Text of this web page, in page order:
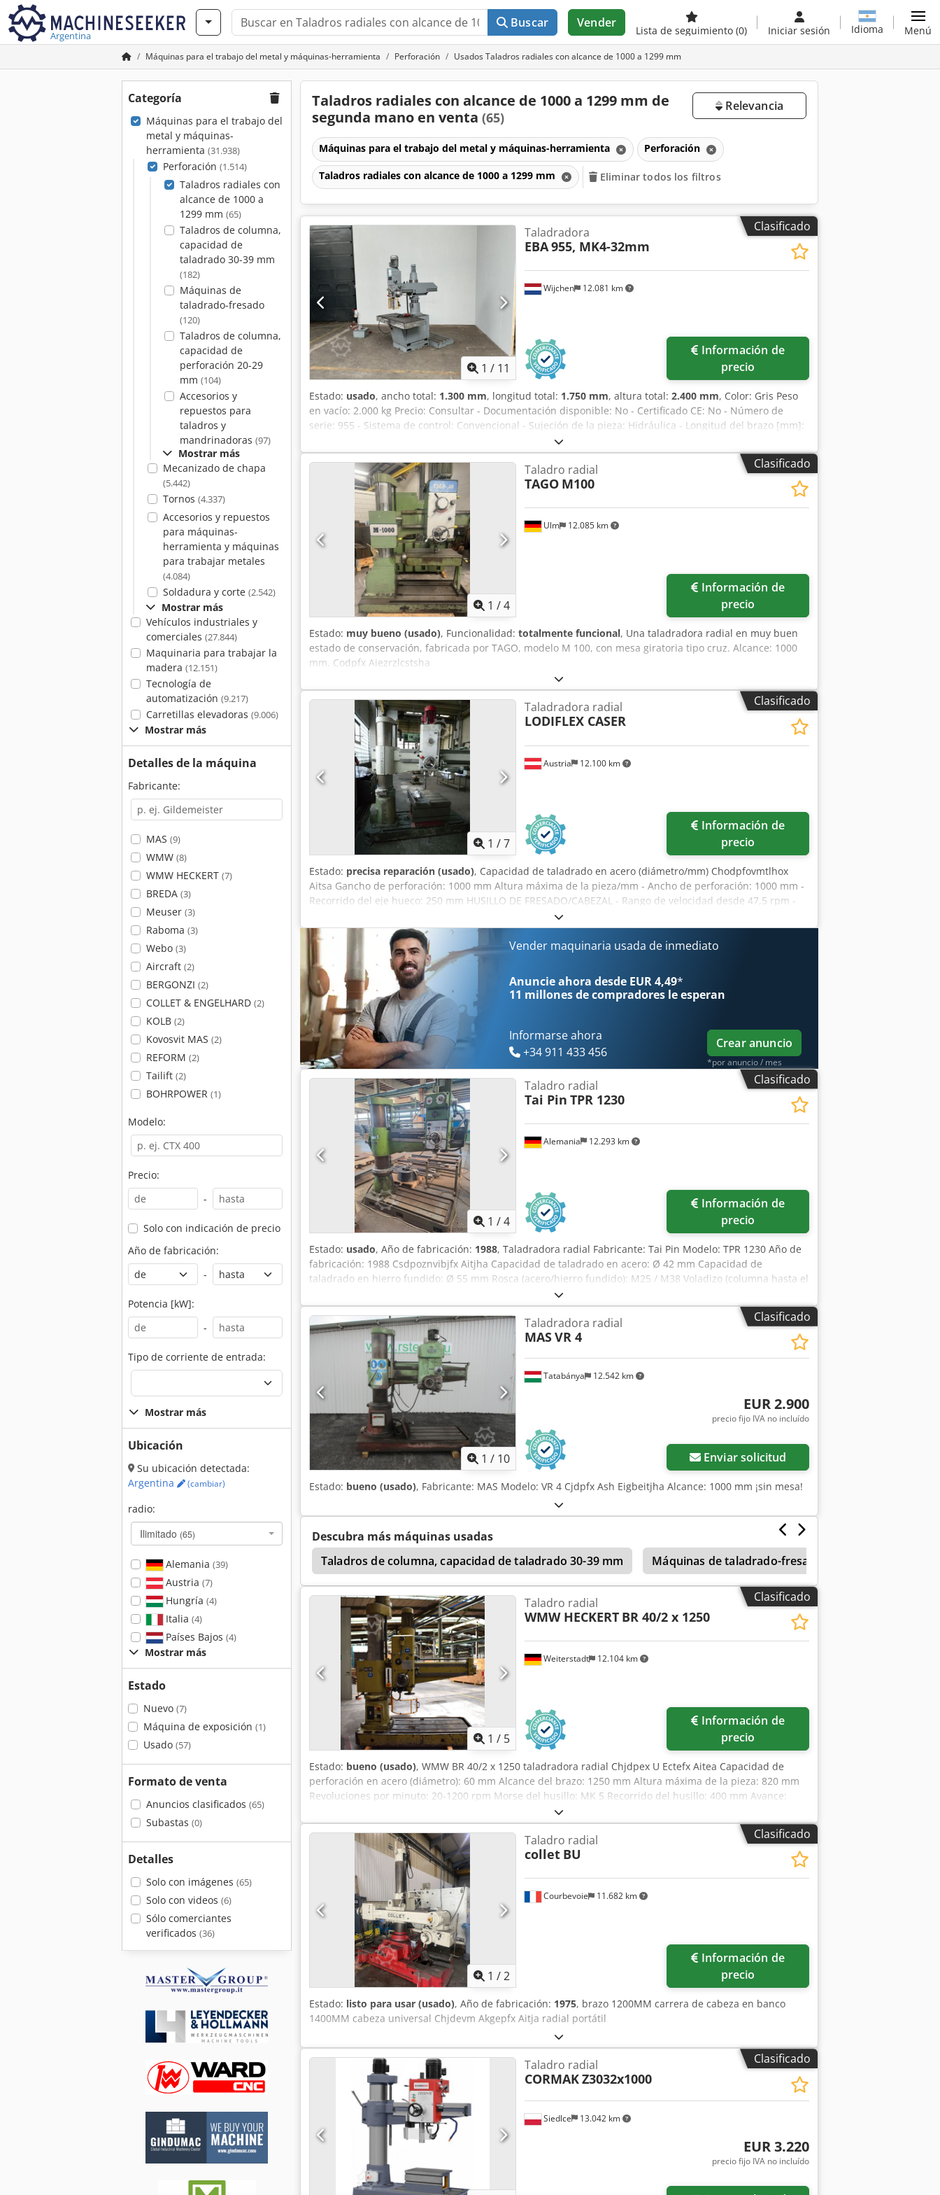
Argentina
Buscar Vender
Lista de seguimiento (0) Iniciar sesión Idioma Menú
Máquinas para el trabajo del metal y máquinas-herramienta Perforación Usados Taladros radiales con alcance de 1000 a 1299 mm
Categoría
Máquinas para el trabajo del
metal y máquinas-
herramienta (31.938)
Perforación (1.514)
Taladros radiales con
alcance de 1000 a
1299 mm (65)
Taladros de columna,
capacidad de
taladrado 30-39 mm
(182)
Máquinas de
taladrado-fresado
(120)
Taladros de columna,
capacidad de
perforación 20-29
mm (104)
Accesorios y
repuestos para
taladros y
mandrinadoras (97)
Mostrar más
Mecanizado de chapa
(5.442)
Tornos (4.337)
Accesorios y repuestos
para máquinas-
herramienta y máquinas
para trabajar metales
(4.084)
Soldadura y corte (2.542)
Mostrar más
Vehículos industriales y
comerciales (27.844)
Maquinaria para trabajar la
madera (12.151)
Tecnología de
automatización (9.217)
Carretillas elevadoras (9.006)
Mostrar más
Detalles de la máquina
Fabricante:
MAS (9)
WMW (8)
WMW HECKERT (7)
BREDA (3)
Meuser (3)
Raboma (3)
Webo (3)
Aircraft (2)
BERGONZI (2)
COLLET & ENGELHARD (2)
KOLB (2)
Kovosvit MAS (2)
REFORM (2)
Tailift (2)
BOHRPOWER (1)
Modelo:
Precio:
-
Solo con indicación de precio
Año de fabricación:
-
Potencia [kW]:
-
Tipo de corriente de entrada:
Mostrar más
Ubicación
Su ubicación detectada:
Argentina
(cambiar)
radio:
Ilimitado (65)
Alemania (39)
Austria (7)
Hungría (4)
Italia (4)
Países Bajos (4)
Mostrar más
Estado
Nuevo (7)
Máquina de exposición (1)
Usado (57)
Formato de venta
Anuncios clasificados (65)
Subastas (0)
Detalles
Solo con imágenes (65)
Solo con videos (6)
Sólo comerciantes
verificados (36)
Taladros radiales con alcance de 1000 a 1299 mm de
segunda mano en venta (65)
Relevancia
Máquinas para el trabajo del metal y máquinas-herramienta Perforación
Taladros radiales con alcance de 1000 a 1299 mm Eliminar todos los filtros
Clasificado
1 / 11
Wijchen 12.081 km
Taladradora
EBA955, MK4-32mm
precio
Estado: usado, ancho total: 1.300 mm, longitud total: 1.750 mm, altura total: 2.400 mm, Color: Gris Peso
en vacío: 2.000 kg Precio: Consultar - Documentación disponible: No - Certificado CE: No - Número de
serie: 955 - Sistema de control: Convencional - Sujeción de la pieza: Hidráulica - Longitud del brazo [mm]:
1570 - Recorrido del eje Y [mm]: 1320 - Longitud de la mesa [mm]: 650 - Anchura de la mesa [mm]: 1300 -
Profundidad de perforación [mm]: 160 - Capacidad de perforación [mm]: 0 - Alcance mínimo [mm]: 300 -
Alcance máximo [mm]: 1100 - Sujeción de la herramienta: MK4 - Velocidad mínima del husillo [rpm]: 102 -
Velocidad máxima del husillo [rpm]: 2000 - Opciones: Avance de la unidad de perforación, bloque de
sujeción, función de corte de roscas - Dimensiones de transporte: 1750 mm x 1300 mm x 2400 mm (largo x
ancho x alto) - Peso de transporte [kg]: 2000 kg - Paquetes de transporte [unidades]: 1 Información
financiera IVA: El precio indicado no incluye el IVA Chodpfozrgc Hox Aitoa IVA/Régimen de margen: IVA
deducible para empresas Entrega y aceptación de equipos usados disponibles en cualquier momento
para todo tipo de maquinaria industrial Lukas van Rossum
Clasificado
1 /4
Ulm 12.085 km
Taladro radial
TAGO M100
precio
Estado: muy bueno (usado), Funcionalidad: totalmente funcional, Una taladradora radial en muy buen
estado de conservación, fabricada por TAGO, modelo M 100, con mesa giratoria tipo cruz. Alcance: 1000
mm. Codpfx Aiezrzlcstsha
Clasificado
1 /7
Austria 12.100 km
Taladradora radial
LODIFLEX CASER
precio
Estado: precisa reparación (usado), Capacidad de taladrado en acero (diámetro/mm) Chodpfovmtlhox
Aitsa Gancho de perforación: 1000 mm Altura máxima de la pieza/mm - Ancho de perforación: 1000 mm -
Recorrido del eje hueco: 250 mm HUSILLO DE FRESADO/CABEZAL - Rango de velocidad desde 47,5 rpm -
Rango de velocidad hasta 2120 rpm - Diámetro del husillo: 60 mm - Espacio necesario
(izquierdo/derecho): 2000 mm - Espacio necesario (delante/trasero): 750 mm - Altura total: 2160 mm - Peso
total aproximado: 2500 kg La máquina ha sido parcialmente revisada. - Se han rediseñado los ajustes de
altura y transversal.
Vender maquinaria usada de inmediato
Anuncie ahora desde EUR 4,49*
11 millones de compradores le esperan
Informarse ahora
+34 911 433 456
Crear anuncio
*por anuncio / mes
Clasificado
1 /4
Alemania 12.293 km
Taladro radial
Tai Pin TPR 1230
precio
Estado: usado, Año de fabricación: 1988, Taladradora radial Fabricante: Tai Pin Modelo: TPR 1230 Año de
fabricación: 1988 Csdpoznvibjfx Aitjha Capacidad de taladrado en acero: Ø 42 mm Capacidad de
taladrado en hierro fundido: Ø 55 mm Rosca (acero/hierro fundido): M25 / M38 Voladizo (columna hasta el
centro del husillo): 330 – 1.230 mm Recorrido del soporte del husillo: 880 mm Diámetro de la columna:
300 mm Portaherramientas: MK 4 (cono Morse 4) Recorrido del manguito (recorrido del husillo): 270 mm
Velocidades del husillo: 12 niveles, 37 – 1.253 rpm (a 50 Hz) Avances automáticos: 3 niveles (0,05 / 0,09 /
0,15 mm/rev) Distancia husillo – base: 467 – 1.360 mm Ajuste vertical del brazo: 620 mm 23726
Clasificado
1 / 10
Tatabánya 12.542 km
Taladradora radial
MASVR 4
EUR 2.900
precio fijo IVA no incluído
Enviar solicitud
Estado: bueno (usado), Fabricante: MAS Modelo: VR 4 Cjdpfx Ash Eigbeitjha Alcance: 1000 mm ¡sin mesa!
Descubra más máquinas usadas
Taladros de columna, capacidad de taladrado 30-39 mm
Máquinas de taladrado-fresado
Meuser Mol Meuser
Clasificado
1 / 5
Weiterstadt 12.104 km
Taladro radial
WMW HECKERT BR 40/2 x 1250
precio
Estado: bueno (usado), WMW BR 40/2 x 1250 taladradora radial Chjdpex U Ectefx Aitea Capacidad de
perforación en acero (diámetro): 60 mm Alcance del brazo: 1250 mm Altura máxima de la pieza: 820 mm
Revoluciones por minuto: 20-1200 rpm Morse del husillo: MK 5 Recorrido del husillo: 400 mm Avance:
0,063-0,63 m/min Ajuste vertical del brazo: 950 mm Conexión eléctrica: 380 / 50 V / Hz Superficie de
sujeción de la base: 1400x800 mm Potencia total necesaria: 5 kW Peso de la máquina aprox.: 3 t
Dimensiones aproximadas: 2,2 x 1,0 x 2,8 m
Clasificado
Pedir más fotos
1 /2
Courbevoie 11.682 km
Taladro radial
collet BU
precio
Estado: listo para usar (usado), Año de fabricación: 1975, brazo 1200MM carrera de cabeza en banco
1400MM cabeza universal Chjdevm Akgepfx Aitja radial portátil
Clasificado
Siedlce 13.042 km
Taladro radial
CORMAKZ3032x1000
EUR 3.220
precio fijo IVA no incluído